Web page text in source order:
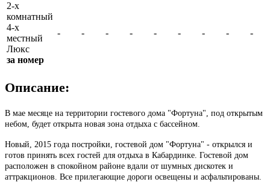
2-х
комнатный
4-х
местный
Люкс
за номер
- - - - - - - - -
Описание:
В мае месяце на территории гостевого дома "Фортуна", под открытым
небом, будет открыта новая зона отдыха с бассейном.
Новый, 2015 года постройки, гостевой дом "Фортуна" - открылся и
готов принять всех гостей для отдыха в Кабардинке. Гостевой дом
расположен в спокойном районе вдали от шумных дискотек и
аттракционов. Все прилегающие дороги освещены и асфальтированы.